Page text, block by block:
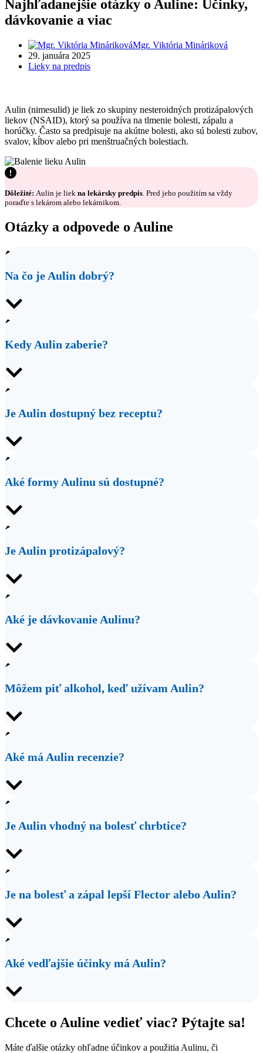
Najhľadanejšie otázky o Auline: Účinky,
dávkovanie a viac
Mgr. Viktória Mináriková
29. januára 2025
Lieky na predpis
Aulin (nimesulid) je liek zo skupiny nesteroidných protizápalových
liekov (NSAID), ktorý sa používa na tlmenie bolesti, zápalu a
horúčky. Často sa predpisuje na akútne bolesti, ako sú bolesti zubov,
svalov, kĺbov alebo pri menštruačných bolestiach.
Dôležité: Aulin je liek na lekársky predpis. Pred jeho použitím sa vždy
poraďte s lekárom alebo lekárnikom.
Otázky a odpovede o Auline
Na čo je Aulin dobrý?
Kedy Aulin zaberie?
Je Aulin dostupný bez receptu?
Aké formy Aulinu sú dostupné?
Je Aulin protizápalový?
Aké je dávkovanie Aulinu?
Môžem piť alkohol, keď užívam Aulin?
Aké má Aulin recenzie?
Je Aulin vhodný na bolesť chrbtice?
Je na bolesť a zápal lepší Flector alebo Aulin?
Aké vedľajšie účinky má Aulin?
Chcete o Auline vedieť viac? Pýtajte sa!
Máte ďalšie otázky ohľadne účinkov a použitia Aulinu, či